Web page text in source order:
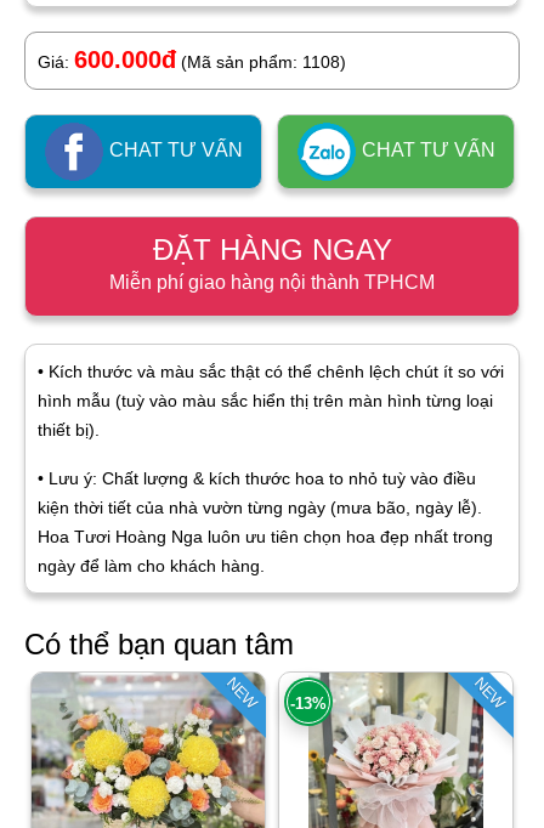
Giá: 600.000đ (Mã sản phẩm: 1108)
CHAT TƯ VẤN CHAT TƯ VẤN
ĐẶT HÀNG NGAY
Miễn phí giao hàng nội thành TPHCM
• Kích thước và màu sắc thật có thể chênh lệch chút ít so với
hình mẫu (tuỳ vào màu sắc hiển thị trên màn hình từng loại
thiết bị).
• Lưu ý: Chất lượng & kích thước hoa to nhỏ tuỳ vào điều
kiện thời tiết của nhà vườn từng ngày (mưa bão, ngày lễ).
Hoa Tươi Hoàng Nga luôn ưu tiên chọn hoa đẹp nhất trong
ngày để làm cho khách hàng.
Có thể bạn quan tâm
NEW NEW
-13%